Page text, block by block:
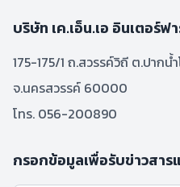
บริษัท เค.เอ็น.เอ อินเตอร์ฟ
175-175/1 ถ.สวรรค์วิถี ต.ปากน้
จ.นครสวรรค์ 60000
โทร. 056-200890
กรอกข้อมูลเพื่อรับข่าวสาร